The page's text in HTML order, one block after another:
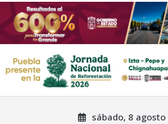
sábado, 8 agosto